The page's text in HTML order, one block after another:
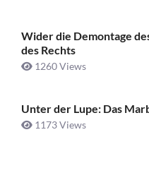
Wider die Demontage
des Rechts
1260 Views
Unter der Lupe: Das
1173 Views